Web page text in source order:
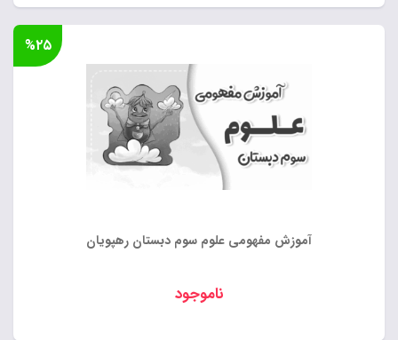
آموزش مفهومی علوم سوم دبستان رهپویان
ناموجود
%۲۵